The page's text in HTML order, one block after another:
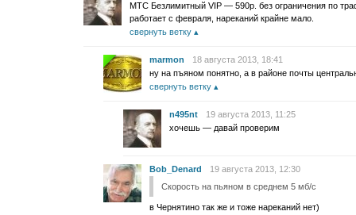
МТС Безлимитный VIP — 590р. без ограничения по
работает с февраля, нареканий крайне мало.
свернуть ветку
marmon
18 августа 2013, 18:41
ну на пъяном понятно, а в районе почты
свернуть ветку
n495nt
19 августа 2013, 11:25
хочешь — давай проверим
Bob_Denard
19 августа 2013, 12:30
Скорость на пьяном в среднем 5 мб/с
в Чернятино так же и тоже нареканий нет)